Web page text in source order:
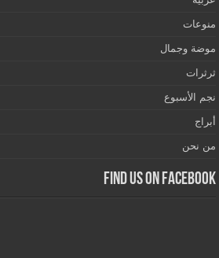
منوعات
موضة وجمال
ثرثرات
نجم الأسبوع
أبراج
من نحن
Find us on Facebook